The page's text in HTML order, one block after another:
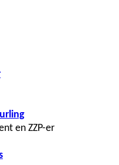
en ZZP-er